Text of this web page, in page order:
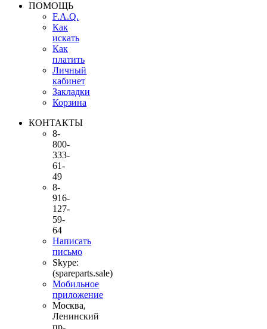
ПОМОЩЬ
F.A.Q.
Как
искать
Как
платить
Личный
кабинет
Закладки
Корзина
КОНТАКТЫ
8-
800-
333-
61-
49
8-
916-
127-
59-
64
Написать
письмо
Skype:
(spareparts.sale)
Мобильное
приложение
Москва,
Ленинский